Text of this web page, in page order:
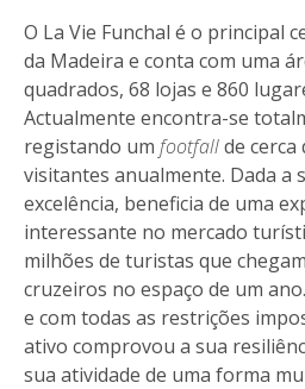
O La Vie Funchal é o principal
da Madeira e conta com uma
quadrados, 68 lojas e 860
Actualmente encontra-se
registando um footfallde cerca
visitantes anualmente. Dada a
excelência, beneficia de uma
interessante no mercado
milhões de turistas que
cruzeiros no espaço de um
e com todas as restrições
ativo comprovou a sua
sua atividade de uma forma